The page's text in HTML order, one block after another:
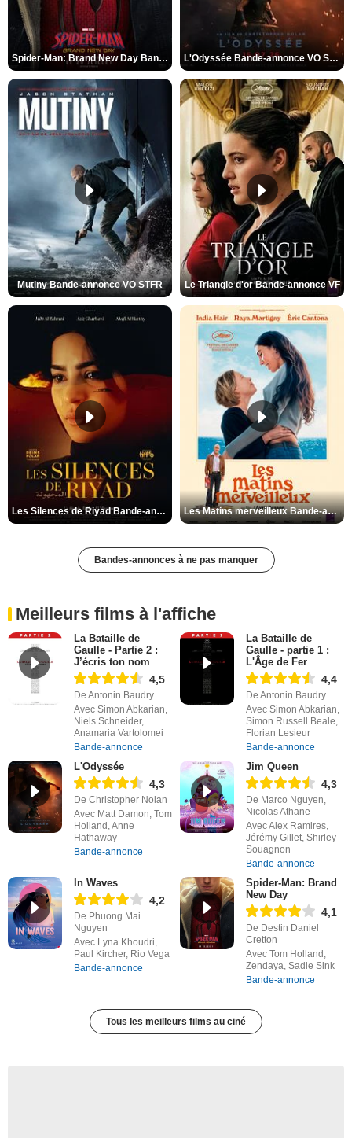
Spider-Man: Brand New Day Bande-annonce VO STFR L'Odyssée Bande-annonce VO STFR
Mutiny Bande-annonce VO STFR Le Triangle d'or Bande-annonce VF
Les Silences de Riyad Bande-annonce VO STFR Les Matins merveilleux Bande-annonce VF
Bandes-annonces à ne pas manquer
Meilleurs films à l'affiche
La Bataille de
Gaulle - Partie 2 :
J’écris ton nom
4,5
De Antonin Baudry
Avec Simon Abkarian,
Niels Schneider,
Anamaria Vartolomei
Bande-annonce
La Bataille de
Gaulle - partie 1 :
L'Âge de Fer
4,4
De Antonin Baudry
Avec Simon Abkarian,
Simon Russell Beale,
Florian Lesieur
Bande-annonce
L'Odyssée
4,3
De Christopher Nolan
Avec Matt Damon, Tom
Holland, Anne
Hathaway
Bande-annonce
Jim Queen
4,3
De Marco Nguyen,
Nicolas Athane
Avec Alex Ramires,
Jérémy Gillet, Shirley
Souagnon
Bande-annonce
In Waves
4,2
De Phuong Mai
Nguyen
Avec Lyna Khoudri,
Paul Kircher, Rio Vega
Bande-annonce
Spider-Man: Brand
New Day
4,1
De Destin Daniel
Cretton
Avec Tom Holland,
Zendaya, Sadie Sink
Bande-annonce
Tous les meilleurs films au ciné